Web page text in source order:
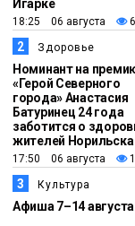
13:47
Новости
в
13:10
В
базу
Игарке
18:25 06 августа
2 Здоровье
Номинант на
«Герой Северного
города» Анастасия
Батуринец 24 года
заботится о
жителей Норильска
17:50 06 августа
3 Культура
Афиша 7–14 августа